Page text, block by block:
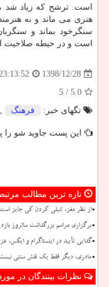
است. ترشح كه زیاد شد
هنری می ماند و نه
سنگرخود بماند و
است و در حیطه صلاحیت
1398/12/28
5.0
/ 5
تگهای خبر:
فرهنگ ,
این پست جاوید شو را
تازه ترین مطالب
از نظر مغز، تنبلی کردن کی جایز
برگزاری مراسم بزرگداشت سالروز
گدایی تأیید در اینستاگرام و ایکس،
مادری، دیگر فقط یک نقش سنتی نیست
نظرات بینندگان در